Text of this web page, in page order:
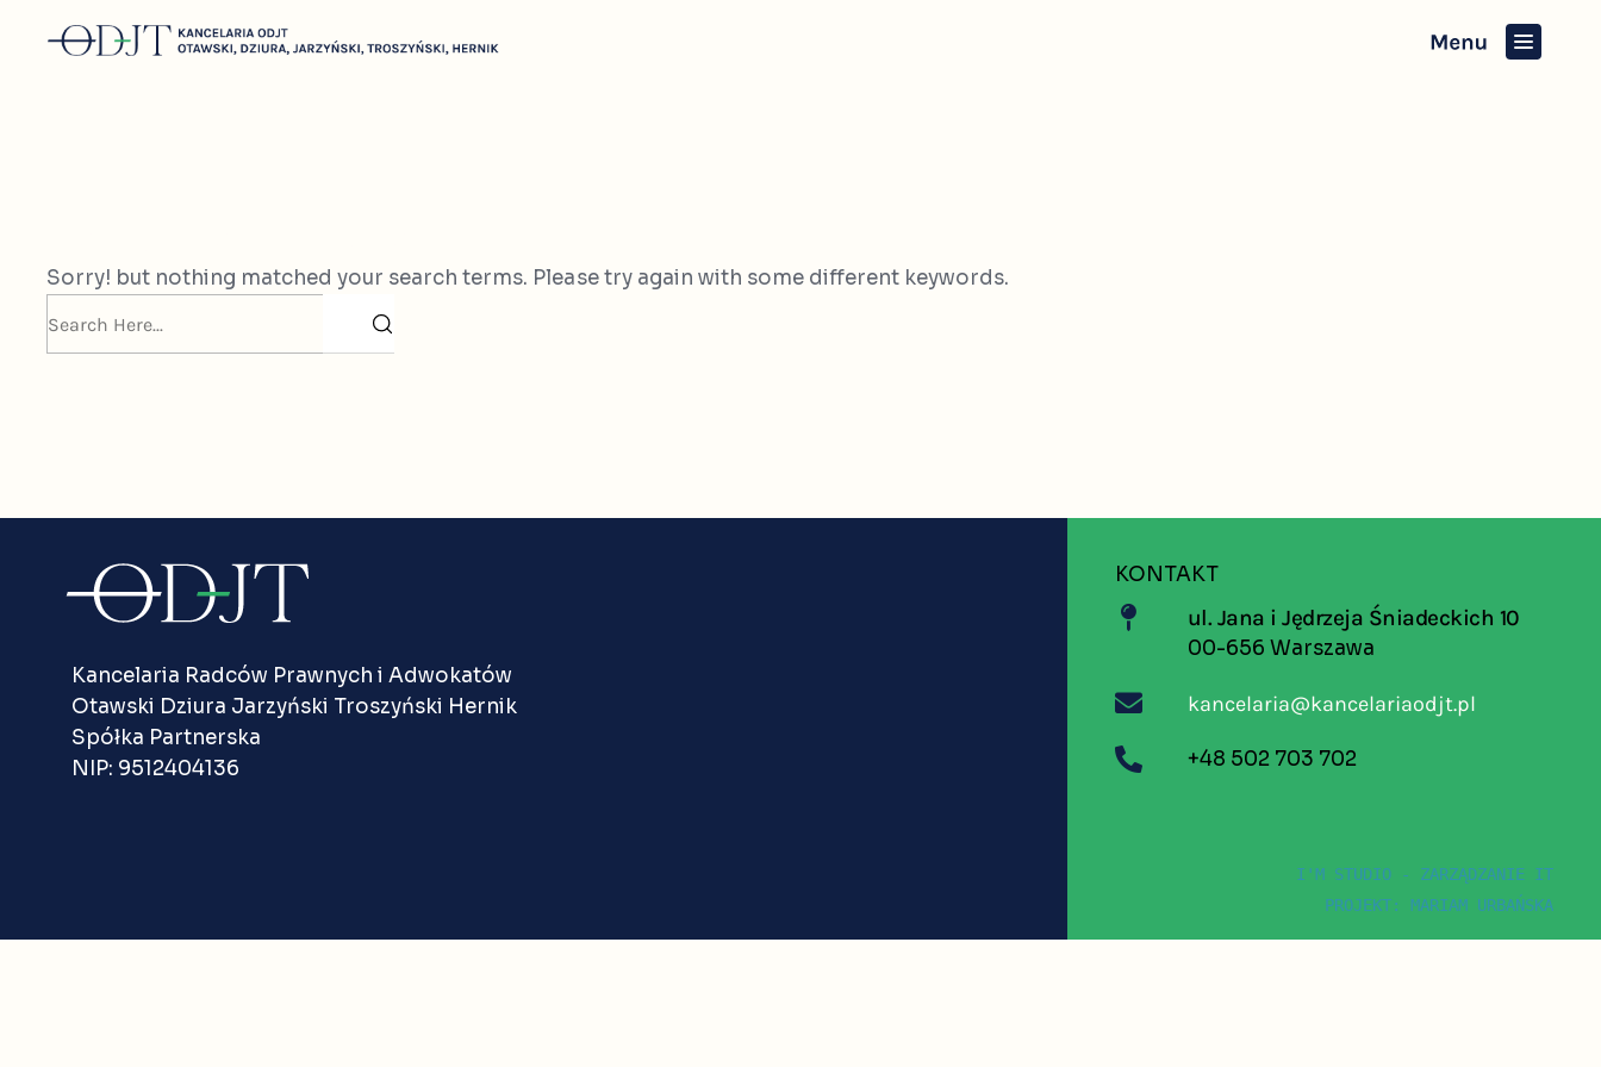
Sorry! but nothing matched your search terms. Please try again with some different keywords.
Kancelaria Radców Prawnych i Adwokatów
Otawski Dziura Jarzyński Troszyński Hernik
Spółka Partnerska
NIP: 9512404136
KONTAKT
ul. Jana i Jędrzeja Śniadeckich 10
00-656 Warszawa
kancelaria@kancelariaodjt.pl
+48 502 703 702
I'M STUDIO - ZARZĄDZANIE IT
PROJEKT: MARIAM URBAŃSKA